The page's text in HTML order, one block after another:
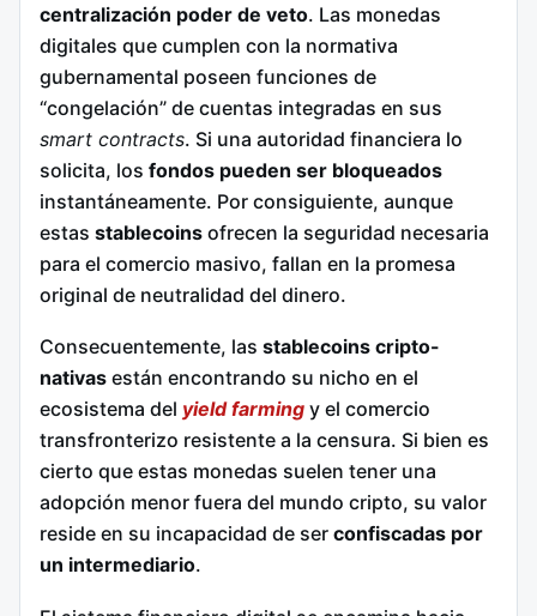
centralización poder de veto. Las monedas
digitales que cumplen con la normativa
gubernamental poseen funciones de
“congelación” de cuentas integradas en sus
smart contracts. Si una autoridad financiera lo
solicita, los fondos pueden ser bloqueados
instantáneamente. Por consiguiente, aunque
estas stablecoins ofrecen la seguridad necesaria
para el comercio masivo, fallan en la promesa
original de neutralidad del dinero.
Consecuentemente, las stablecoins cripto-
nativas están encontrando su nicho en el
ecosistema del yield farming y el comercio
transfronterizo resistente a la censura. Si bien es
cierto que estas monedas suelen tener una
adopción menor fuera del mundo cripto, su valor
reside en su incapacidad de ser confiscadas por
un intermediario.